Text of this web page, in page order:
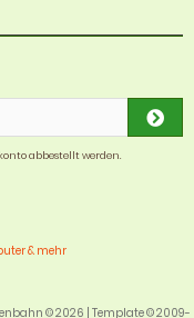
abbestellt werden.
& mehr
© 2026 | Template © 2009-